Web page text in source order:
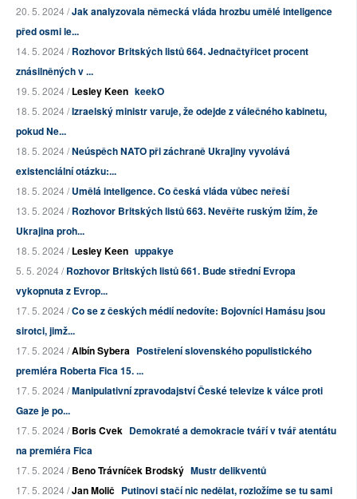
20. 5. 2024 /Jak analyzovala německá vláda hrozbu umělé inteligence
před osmi le...
14. 5. 2024 /Rozhovor Britských listů 664. Jednačtyřicet procent
znásilněných v ...
19. 5. 2024 /Lesley Keen keekO
18. 5. 2024 /Izraelský ministr varuje, že odejde z válečného kabinetu,
pokud Ne...
18. 5. 2024 /Neúspěch NATO při záchraně Ukrajiny vyvolává
existenciální otázku:...
18. 5. 2024 /Umělá inteligence. Co česká vláda vůbec neřeší
13. 5. 2024 /Rozhovor Britských listů 663. Nevěřte ruským lžím, že
Ukrajina proh...
18. 5. 2024 /Lesley Keen uppakye
5. 5. 2024 /Rozhovor Britských listů 661. Bude střední Evropa
vykopnuta z Evrop...
17. 5. 2024 /Co se z českých médií nedovíte: Bojovníci Hamásu jsou
sirotci, jimž...
17. 5. 2024 /Albín Sybera Postřelení slovenského populistického
premiéra Roberta Fica 15. ...
17. 5. 2024 /Manipulativní zpravodajství České televize k válce proti
Gaze je po...
17. 5. 2024 /Boris Cvek Demokraté a demokracie tváří v tvář atentátu
na premiéra Fica
17. 5. 2024 /Beno Trávníček Brodský Mustr delikventů
17. 5. 2024 /Jan Molič Putinovi stačí nic nedělat, rozložíme se tu sami